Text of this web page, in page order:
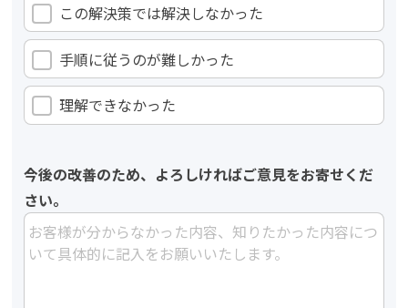
この解決策では解決しなかった
手順に従うのが難しかった
理解できなかった
今後の改善のため、よろしければご意見をお寄せくだ
さい。